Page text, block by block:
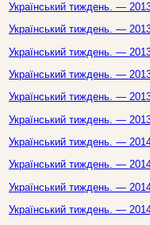
Український тиждень. —
Український тиждень. —
Український тиждень. —
Український тиждень. —
Український тиждень. —
Український тиждень. —
Український тиждень. —
Український тиждень. —
Український тиждень. —
Український тиждень. —